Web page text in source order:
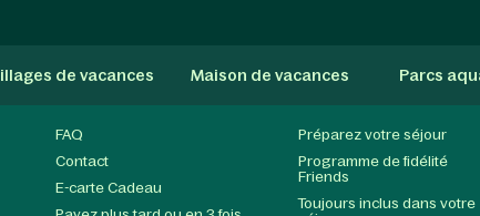
de vacances Maison de vacances Parcs
FAQ
Contact
E-carte Cadeau
Préparez votre séjour
Programme de fidélité
Friends
Toujours inclus dans votre